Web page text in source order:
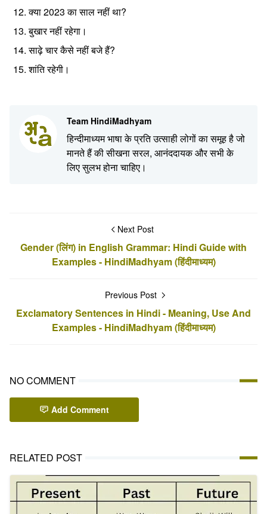
क्या 2023 का साल नहीं था?
बुखार नहीं रहेगा।
साढ़े चार कैसे नहीं बजे हैं?
शांति रहेगी।
Team HindiMadhyam
हिन्दीमाध्यम भाषा के प्रति उत्साही लोगों का समूह है जो
मानते हैं की सीखना सरल, आनंददायक और सभी के
लिए सुलभ होना चाहिए।
Next Post
Gender (लिंग) in English Grammar: Hindi Guide with
Examples - HindiMadhyam (हिंदीमाध्यम)
Previous Post
Exclamatory Sentences in Hindi - Meaning, Use And
Examples - HindiMadhyam (हिंदीमाध्यम)
NO COMMENT
Add Comment
RELATED POST